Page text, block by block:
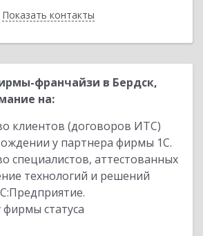
Показать контакты
Назад
франчайзи в Бердск,
на:
клиентов (договоров ИТС)
у партнера фирмы 1С.
специалистов, аттестованных
технологий и решений
статуса